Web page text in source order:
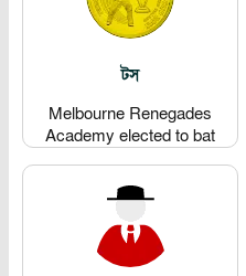
টস
Melbourne Renegades
Academy elected to bat